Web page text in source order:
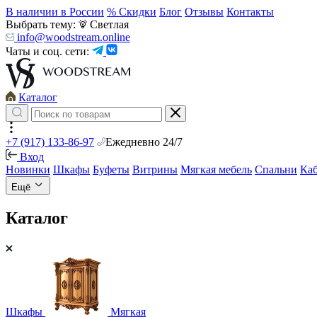
В наличии в России % Скидки Блог Отзывы Контакты
Выбрать тему:
Светлая
info@woodstream.online
Чаты и соц. сети:
Каталог
+7 (917) 133-86-97
Ежедневно 24/7
Вход
Новинки Шкафы Буфеты Витрины Мягкая мебель Спальни
Ещё
Каталог
Шкафы Мягкая